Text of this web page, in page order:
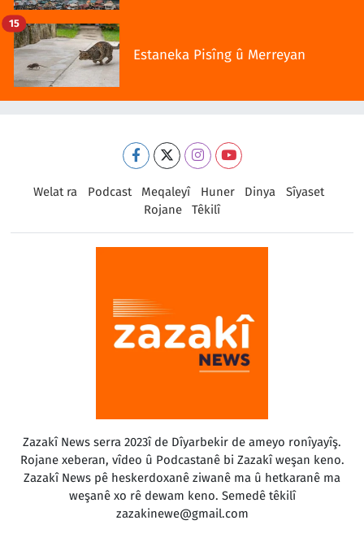
Estaneka Pisîng û Merreyan
15
Welat ra Podcast Meqaleyî Huner Dinya
Sîyaset
Rojane
Têkilî
Zazakî News serra 2023î de Dîyarbekir de ameyo ronîyayîş.
Rojane xeberan, vîdeo û Podcastanê bi Zazakî weşan keno.
Zazakî News pê heskerdoxanê ziwanê ma û hetkaranê ma
weşanê xo rê dewam keno. Semedê têkilî
zazakinewe@gmail.com